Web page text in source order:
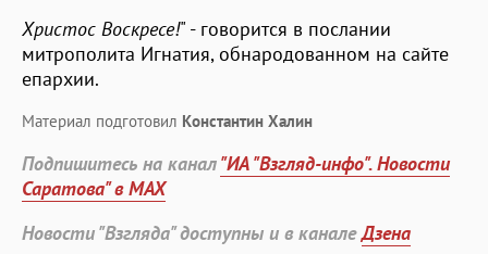
Христос Воскресе!" - говорится в послании
митрополита Игнатия, обнародованном на сайте
епархии.
Материал подготовил Константин Халин
Подпишитесь на канал"ИА "Взгляд-инфо". Новости
Саратова" в MAX
Новости "Взгляда" доступны и в каналеДзена